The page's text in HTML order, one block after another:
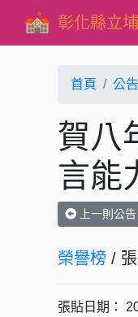
彰化縣立
首頁 公
賀八
言能
上一則公告
榮譽榜 /
張貼日期：